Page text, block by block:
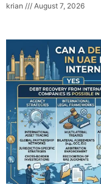
krian August 7, 2026